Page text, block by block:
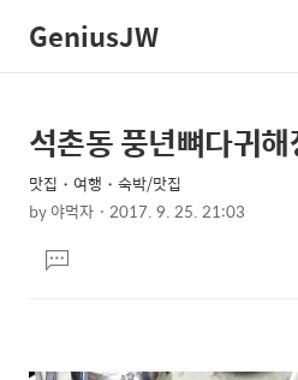
GeniusJW
상
세
컨
텐
츠
본
제
목
석촌동 풍년뼈다귀
맛집・여행・숙박/맛집
by야먹자 2017. 9. 25. 21:03
문댓
글